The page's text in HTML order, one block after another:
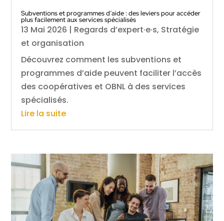
Subventions et programmes d’aide : des leviers pour accéder
plus facilement aux services spécialisés
13 Mai 2026 | Regards d’expert·e·s, Stratégie
et organisation
Découvrez comment les subventions et
programmes d’aide peuvent faciliter l’accès
des coopératives et OBNL à des services
spécialisés.
Lire la suite